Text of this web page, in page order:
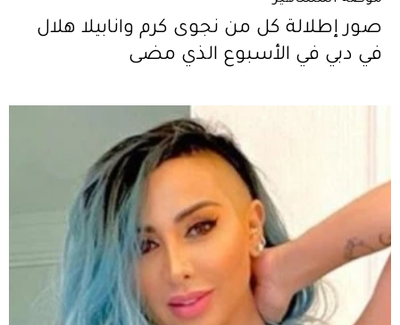
صور إطلالة كل من نجوى كرم وانابيلا هلال
في دبي في الأسبوع الذي مضى